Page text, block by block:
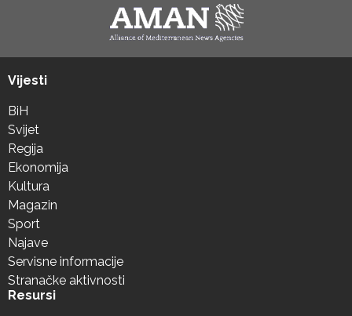
Vijesti
BiH
Svijet
Regija
Ekonomija
Kultura
Magazin
Sport
Najave
Servisne informacije
Stranačke aktivnosti
Resursi